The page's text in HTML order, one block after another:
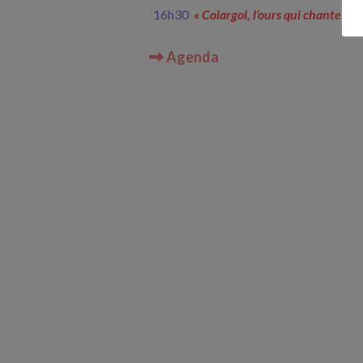
16h30 « Colargol, l’ours qui chante »
Agenda